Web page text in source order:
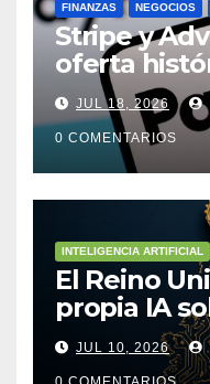
FINANZAS NEGOCIOS
Stripe y
oferta
millones
comprar
JUL 18, 2026
0 COMENTARIOS
INTELIGENCIA ARTIFICIAL
El Reino
propia IA
de bancos
JUL 10, 2026